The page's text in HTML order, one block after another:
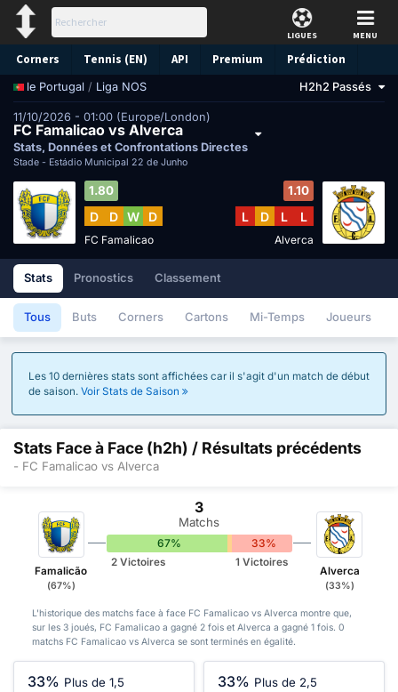
LIGUES MENU
Corners Tennis (EN) API Premium Prédiction
le Portugal / Liga NOS H2h2 Passés
11/10/2026 - 01:00 (Europe/London)
FC Famalicao vs Alverca
Stats, Données et Confrontations Directes
Stade - Estádio Municipal 22 de Junho
1.80
D D W D
FC Famalicao
1.10
L D L L
Alverca
Stats Pronostics Classement
Tous Buts Corners Cartons Mi-Temps Joueurs
Les 10 dernières stats sont affichées car il s'agit d'un match de début
de saison. Voir Stats de Saison
Stats Face à Face (h2h) / Résultats précédents
- FC Famalicao vs Alverca
Famalicão
(67%)
3
Matchs
67% 33%
2 Victoires 1 Victoires
Alverca
(33%)
L'historique des matchs face à face FC Famalicao vs Alverca montre que,
sur les 3 joués, FC Famalicao a gagné 2 fois et Alverca a gagné 1 fois. 0
matchs FC Famalicao vs Alverca se sont terminés en égalité.
33% Plus de 1,5 33% Plus de 2,5